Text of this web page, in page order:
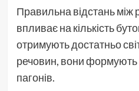
Правильна відстань
впливає на кількість
отримують достатньо
речовин, вони формують
пагонів.